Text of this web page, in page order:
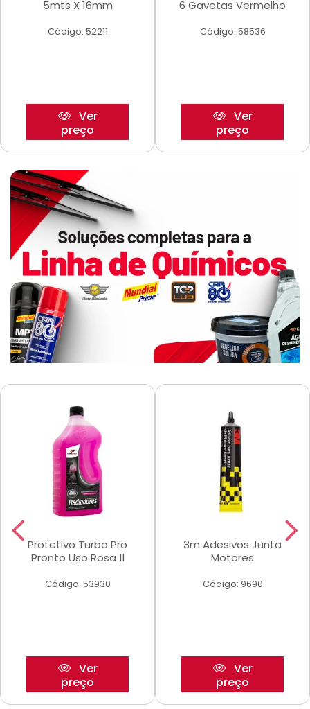
5mts X 16mm
Código: 52211
Ver
preço
6 Gavetas Vermelho
Código: 58536
Ver
preço
Protetivo Turbo Pro
Pronto Uso Rosa 1l
Código: 53930
Ver
preço
3m Adesivos Junta
Motores
Código: 9690
Ver
preço